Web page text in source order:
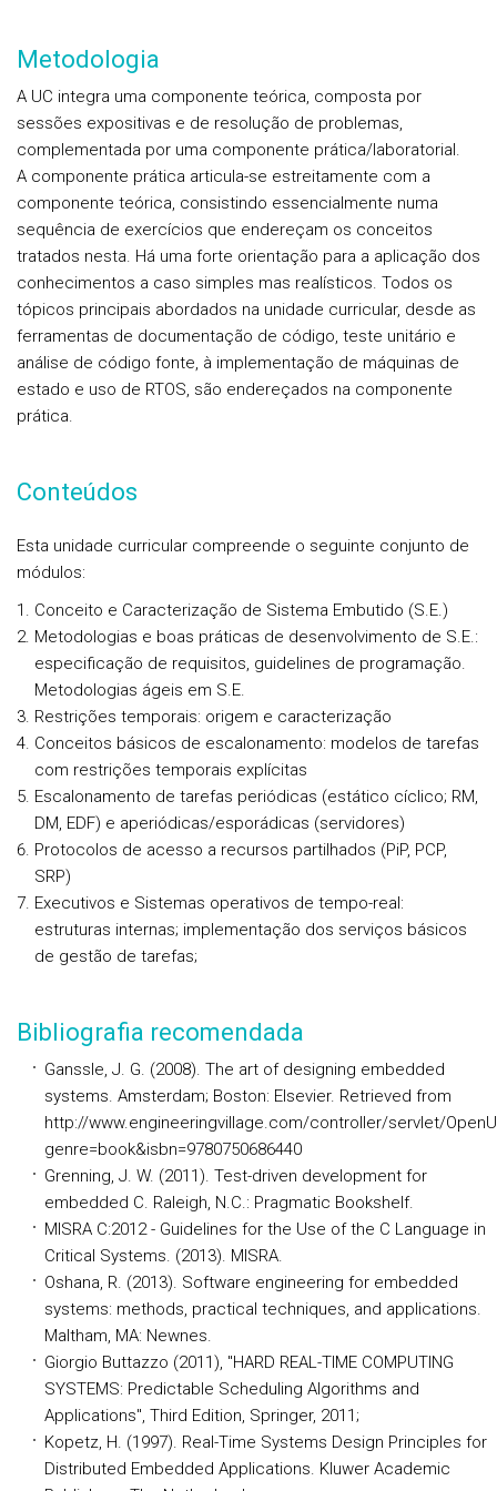
Metodologia
A UC integra uma componente teórica, composta por
sessões expositivas e de resolução de problemas,
complementada por uma componente prática/laboratorial.
A componente prática articula-se estreitamente com a
componente teórica, consistindo essencialmente numa
sequência de exercícios que endereçam os conceitos
tratados nesta. Há uma forte orientação para a aplicação dos
conhecimentos a caso simples mas realísticos. Todos os
tópicos principais abordados na unidade curricular, desde as
ferramentas de documentação de código, teste unitário e
análise de código fonte, à implementação de máquinas de
estado e uso de RTOS, são endereçados na componente
prática.
Conteúdos
Esta unidade curricular compreende o seguinte conjunto de
módulos:
Conceito e Caracterização de Sistema Embutido (S.E.)
Metodologias e boas práticas de desenvolvimento de S.E.:
especificação de requisitos, guidelines de programação.
Metodologias ágeis em S.E.
Restrições temporais: origem e caracterização
Conceitos básicos de escalonamento: modelos de tarefas
com restrições temporais explícitas
Escalonamento de tarefas periódicas (estático cíclico; RM,
DM, EDF) e aperiódicas/esporádicas (servidores)
Protocolos de acesso a recursos partilhados (PiP, PCP,
SRP)
Executivos e Sistemas operativos de tempo-real:
estruturas internas; implementação dos serviços básicos
de gestão de tarefas;
Bibliografia recomendada
Ganssle, J. G. (2008). The art of designing embedded
systems. Amsterdam; Boston: Elsevier. Retrieved from
http://www.engineeringvillage.com/controller/servlet/
genre=book&isbn=9780750686440
Grenning, J. W. (2011). Test-driven development for
embedded C. Raleigh, N.C.: Pragmatic Bookshelf.
MISRA C:2012 - Guidelines for the Use of the C Language in
Critical Systems. (2013). MISRA.
Oshana, R. (2013). Software engineering for embedded
systems: methods, practical techniques, and applications.
Maltham, MA: Newnes.
Giorgio Buttazzo (2011), "HARD REAL-TIME COMPUTING
SYSTEMS: Predictable Scheduling Algorithms and
Applications", Third Edition, Springer, 2011;
Kopetz, H. (1997). Real-Time Systems Design Principles for
Distributed Embedded Applications. Kluwer Academic